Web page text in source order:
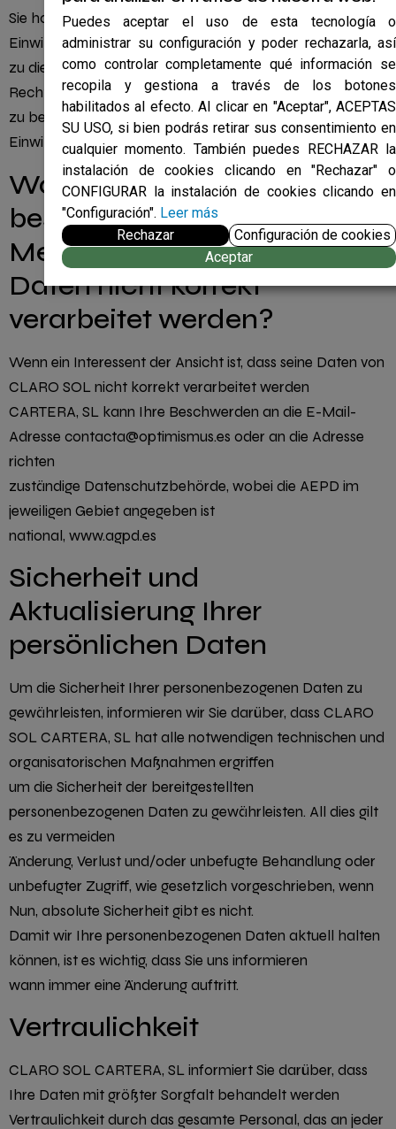
Sie haben die Möglichkeit und das Recht, Ihre
Einwilligung für jeden Zweck zu widerrufen.
zu diesem Zeitpunkt gewährte Spezifität, ohne die
Rechtmäßigkeit der Behandlung auf der Grundlage des
zu beeinträchtigen
Einwilligung vor ihrem Widerruf einholen.
Wo kann ich mich
beschweren, wenn ich der
Meinung bin, dass meine
Daten nicht korrekt
verarbeitet werden?
Wenn ein Interessent der Ansicht ist, dass seine Daten von
CLARO SOL nicht korrekt verarbeitet werden
CARTERA, SL kann Ihre Beschwerden an die E-Mail-
Adresse contacta@optimismus.es oder an die Adresse
richten
zuständige Datenschutzbehörde, wobei die AEPD im
jeweiligen Gebiet angegeben ist
national, www.agpd.es
Sicherheit und
Aktualisierung Ihrer
persönlichen Daten
Um die Sicherheit Ihrer personenbezogenen Daten zu
gewährleisten, informieren wir Sie darüber, dass CLARO
SOL CARTERA, SL hat alle notwendigen technischen und
organisatorischen Maßnahmen ergriffen
um die Sicherheit der bereitgestellten
personenbezogenen Daten zu gewährleisten. All dies gilt
es zu vermeiden
Änderung, Verlust und/oder unbefugte Behandlung oder
unbefugter Zugriff, wie gesetzlich vorgeschrieben, wenn
Nun, absolute Sicherheit gibt es nicht.
Damit wir Ihre personenbezogenen Daten aktuell halten
können, ist es wichtig, dass Sie uns informieren
wann immer eine Änderung auftritt.
Vertraulichkeit
CLARO SOL CARTERA, SL informiert Sie darüber, dass
Ihre Daten mit größter Sorgfalt behandelt werden
Vertraulichkeit durch das gesamte Personal, das an jeder
Puedes aceptar el uso de esta tecnología o
administrar su configuración y poder rechazarla, así
como controlar completamente qué información se
recopila y gestiona a través de los botones
habilitados al efecto. Al clicar en "Aceptar", ACEPTAS
SU USO, si bien podrás retirar sus consentimiento en
cualquier momento. También puedes RECHAZAR la
instalación de cookies clicando en "Rechazar" o
CONFIGURAR la instalación de cookies clicando en
"Configuración". Leer más
Rechazar
Configuración de cookies
Aceptar